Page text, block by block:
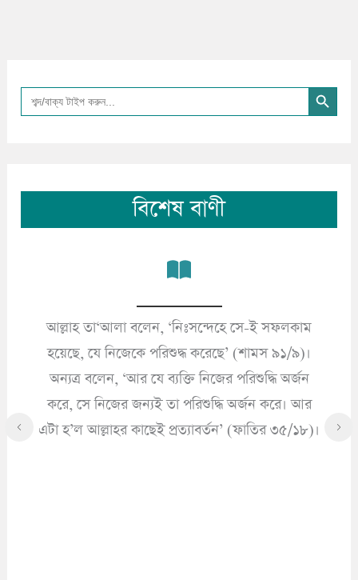
Search
for:
Search Button
বিশেষ বাণী
আল্লাহ তা‘আলা বলেন, ‘নিঃসন্দেহে সে-ই সফলকাম
হয়েছে, যে নিজেকে পরিশুদ্ধ করেছে’ (শামস ৯১/৯)।
অন্যত্র বলেন, ‘আর যে ব্যক্তি নিজের পরিশুদ্ধি অর্জন
করে, সে নিজের জন্যই তা পরিশুদ্ধি অর্জন করে। আর
এটা হ’ল আল্লাহর কাছেই প্রত্যাবর্তন’ (ফাতির ৩৫/১৮)।